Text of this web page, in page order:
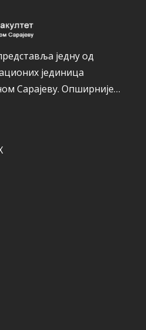
једну од
јединица
Сарајеву. Опширније…